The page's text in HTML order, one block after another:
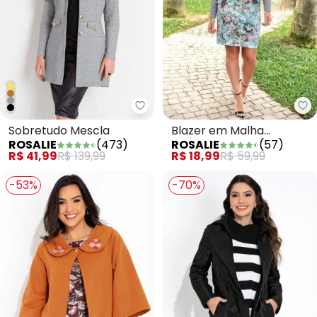
Rosalie - Sobretudo Mescla
Sobretudo Mescla
ROSALIE
(473)
R$ 41,99R$ 139,99
Blazer em Malha
Jacquard Cinza
ROSALIE (57)
R$ 18,99R$ 59,99
-53%
-70%